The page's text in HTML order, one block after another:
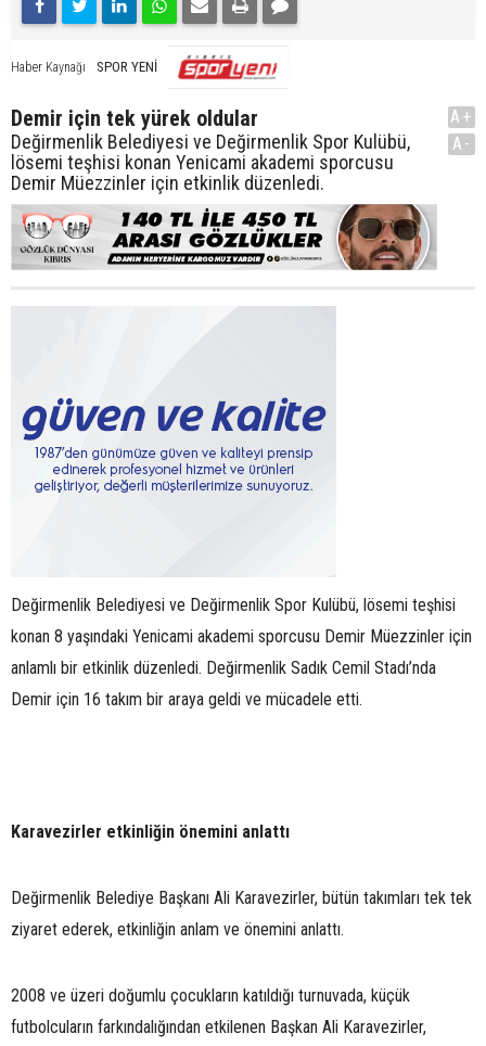
Haber Kaynağı SPOR YENİ
Demir için tek yürek oldular
Değirmenlik Belediyesi ve Değirmenlik Spor Kulübü,
lösemi teşhisi konan Yenicami akademi sporcusu
Demir Müezzinler için etkinlik düzenledi.
A+
A-
Değirmenlik Belediyesi ve Değirmenlik Spor Kulübü, lösemi teşhisi
konan 8 yaşındaki Yenicami akademi sporcusu Demir Müezzinler için
anlamlı bir etkinlik düzenledi. Değirmenlik Sadık Cemil Stadı’nda
Demir için 16 takım bir araya geldi ve mücadele etti.
Karavezirler etkinliğin önemini anlattı
Değirmenlik Belediye Başkanı Ali Karavezirler, bütün takımları tek tek
ziyaret ederek, etkinliğin anlam ve önemini anlattı.
2008 ve üzeri doğumlu çocukların katıldığı turnuvada, küçük
futbolcuların farkındalığından etkilenen Başkan Ali Karavezirler,